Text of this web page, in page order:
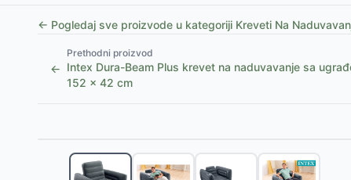
← Pogledaj sve proizvode u kategoriji Kreveti Na
←
Prethodni proizvod
Intex Dura-Beam Plus krevet na naduvavanje sa
152 x 42 cm
INTEX Empire fotelja na naduvavanje, 112 x 109 x 69
14
%